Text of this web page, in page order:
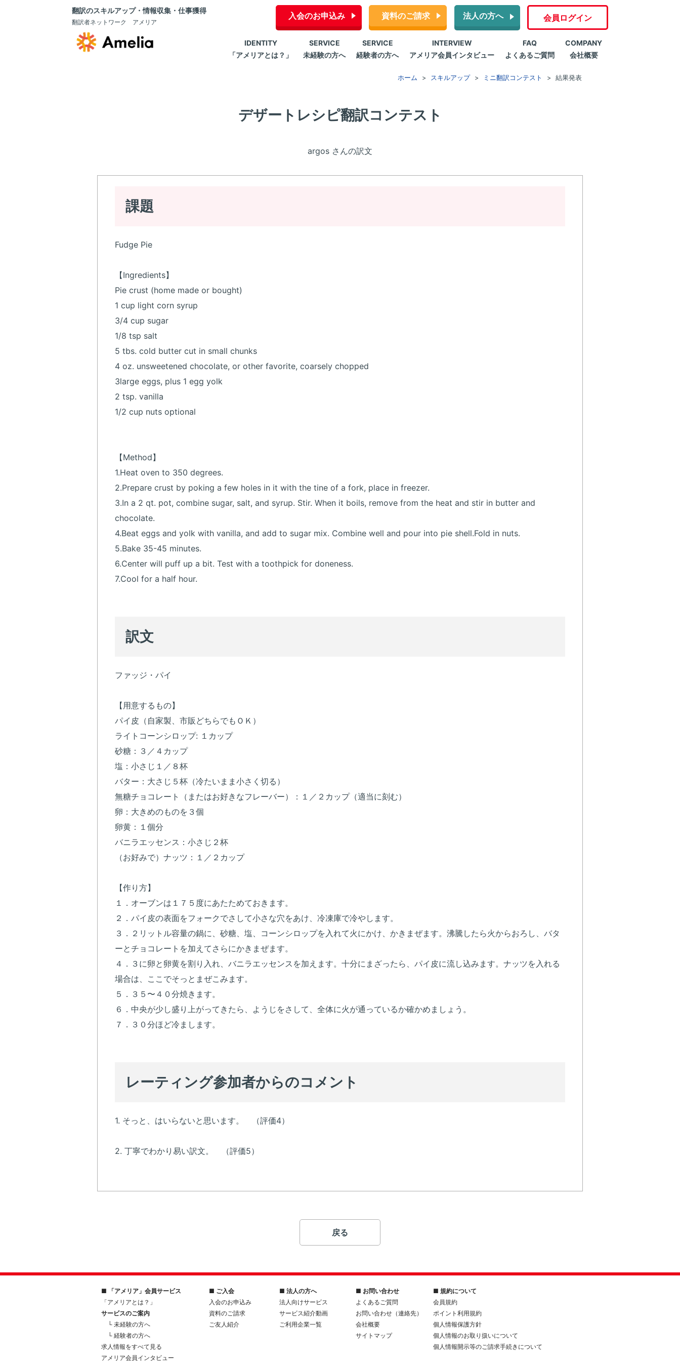
翻訳のスキルアップ・情報収集・仕事獲得
翻訳者ネットワーク アメリア
入会のお申込み 資料のご請求 法人の方へ 会員ログイン
IDENTITY
「アメリアとは？」
SERVICE
未経験の方へ
SERVICE
経験者の方へ
INTERVIEW
アメリア会員インタビュー
FAQ
よくあるご質問
COMPANY
会社概要
ホーム スキルアップ ミニ翻訳コンテスト 結果発表
デザートレシピ翻訳コンテスト
argos さんの訳文
課題
Fudge Pie
【Ingredients】
Pie crust (home made or bought)
1 cup light corn syrup
3/4 cup sugar
1/8 tsp salt
5 tbs. cold butter cut in small chunks
4 oz. unsweetened chocolate, or other favorite, coarsely chopped
3large eggs, plus 1 egg yolk
2 tsp. vanilla
1/2 cup nuts optional
【Method】
1.Heat oven to 350 degrees.
2.Prepare crust by poking a few holes in it with the tine of a fork, place in freezer.
3.In a 2 qt. pot, combine sugar, salt, and syrup. Stir. When it boils, remove from the heat and stir in butter and
chocolate.
4.Beat eggs and yolk with vanilla, and add to sugar mix. Combine well and pour into pie shell.Fold in nuts.
5.Bake 35-45 minutes.
6.Center will puff up a bit. Test with a toothpick for doneness.
7.Cool for a half hour.
訳文
ファッジ・パイ
【用意するもの】
パイ皮（自家製、市販どちらでもＯＫ）
ライトコーンシロップ: １カップ
砂糖：３／４カップ
塩：小さじ１／８杯
バター：大さじ５杯（冷たいまま小さく切る）
無糖チョコレート（またはお好きなフレーバー）：１／２カップ（適当に刻む）
卵：大きめのものを３個
卵黄：１個分
バニラエッセンス：小さじ２杯
（お好みで）ナッツ：１／２カップ
【作り方】
１．オーブンは１７５度にあたためておきます。
２．パイ皮の表面をフォークでさして小さな穴をあけ、冷凍庫で冷やします。
３．２リットル容量の鍋に、砂糖、塩、コーンシロップを入れて火にかけ、かきまぜます。沸騰したら火からおろし、バタ
ーとチョコレートを加えてさらにかきまぜます。
４．３に卵と卵黄を割り入れ、バニラエッセンスを加えます。十分にまざったら、パイ皮に流し込みます。ナッツを入れる
場合は、ここでそっとまぜこみます。
５．３５〜４０分焼きます。
６．中央が少し盛り上がってきたら、ようじをさして、全体に火が通っているか確かめましょう。
７．３０分ほど冷まします。
レーティング参加者からのコメント
1. そっと、はいらないと思います。 （評価4）
2. 丁寧でわかり易い訳文。 （評価5）
戻る
■ 「アメリア」会員サービス
「アメリアとは？」
サービスのご案内
└ 未経験の方へ
└ 経験者の方へ
求人情報をすべて見る
アメリア会員インタビュー
■ ご入会
入会のお申込み
資料のご請求
ご友人紹介
■ 法人の方へ
法人向けサービス
サービス紹介動画
ご利用企業一覧
■ お問い合わせ
よくあるご質問
お問い合わせ（連絡先）
会社概要
サイトマップ
■ 規約について
会員規約
ポイント利用規約
個人情報保護方針
個人情報のお取り扱いについて
個人情報開示等のご請求手続きについて